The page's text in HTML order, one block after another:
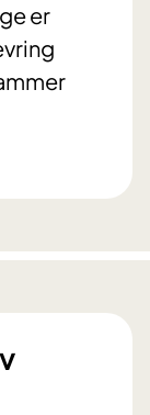
er